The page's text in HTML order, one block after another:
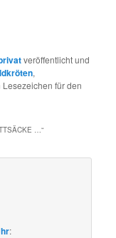
veröffentlicht und
,
für den
…“
: